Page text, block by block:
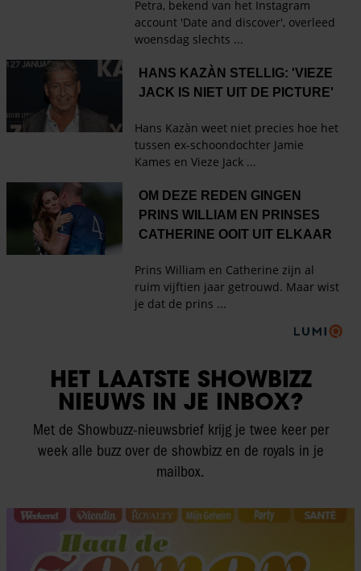
HET LAATSTE SHOWBIZZ
NIEUWS IN JE INBOX?
Met de Showbuzz-nieuwsbrief krijg je twee keer per
week alle buzz over de showbizz en de royals in je
mailbox.